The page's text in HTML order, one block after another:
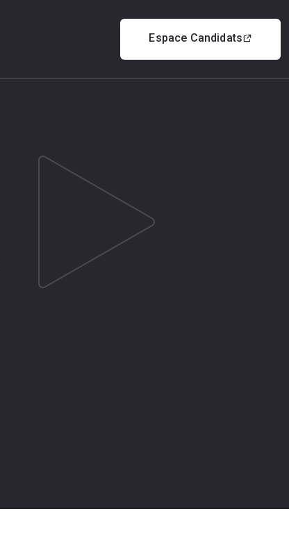
Espace Candidats